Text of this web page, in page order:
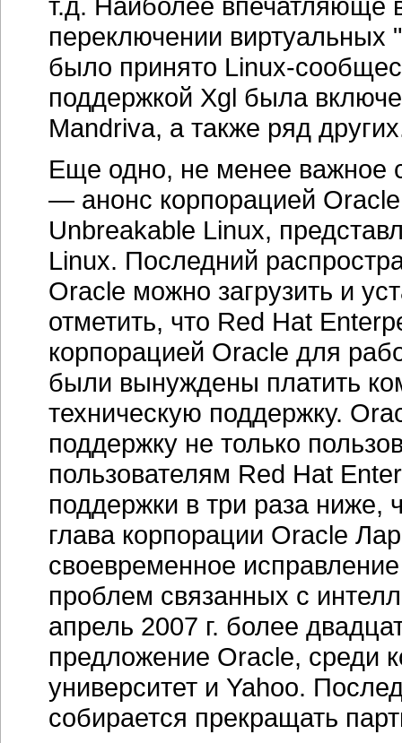
переключении виртуальных
было принято Linux-
поддержкой Xgl была
Mandriva, а также ряд
Еще одно, не менее важное
— анонс корпорацией Oracle
Unbreakable Linux,
Linux. Последний
Oracle можно загрузить и
отметить, что Red Hat
корпорацией Oracle для
были вынуждены платить
техническую поддержку.
поддержку не только
пользователям Red Hat
поддержки в три раза ниже,
глава корпорации Oracle
своевременное
проблем связанных с
апрель 2007 г. более
предложение Oracle, среди
университет и Yahoo.
собирается прекращать